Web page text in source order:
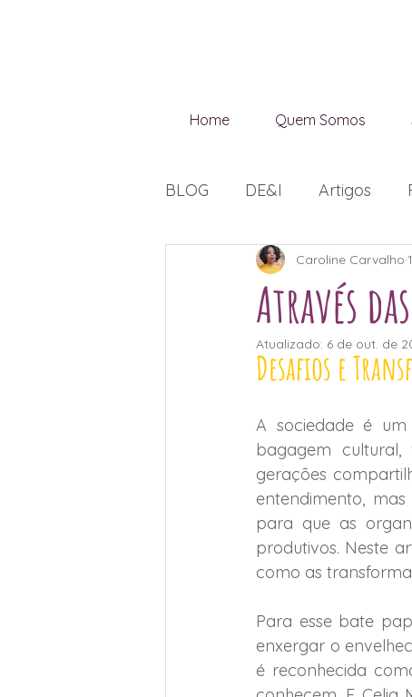
Home Quem Somos
BLOG DE&I Artigos
Seleção Inclusiva
Vieses Inconscientes
Através
Caroline Carvalho
Atualizado: 6 de out. de
Desafios e
A sociedade é
bagagem
gerações
entendimento,
para que as
produtivos. Neste
como as
Para esse bate
enxergar o
é reconhecida